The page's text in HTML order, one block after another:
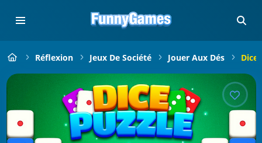
Réflexion Jeux De Société Jouer Aux Dés Dice